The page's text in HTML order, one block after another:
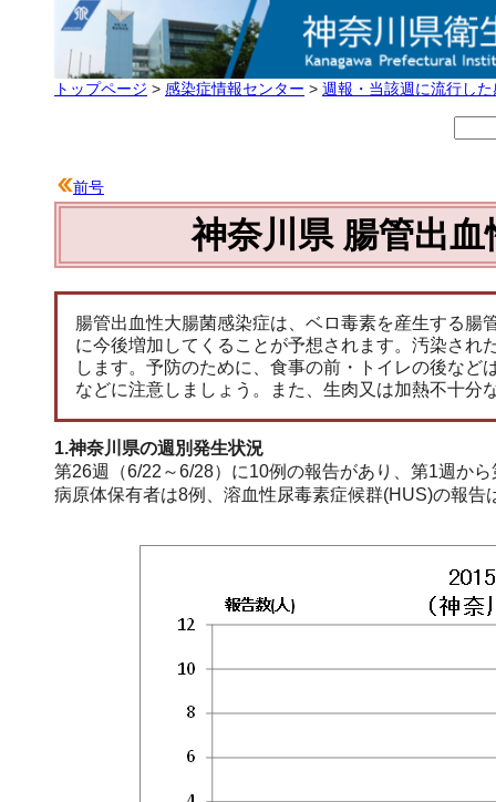
トップページ > 感染症情報センター > 週報・当該週に流行し
前号
神奈川県 腸管出
腸管出血性大腸菌感染症は、ベロ毒素を産生する
に今後増加してくることが予想されます。汚染さ
します。予防のために、食事の前・トイレの後な
などに注意しましょう。また、生肉又は加熱不十分
1.神奈川県の週別発生状況
第26週（6/22～6/28）に10例の報告があり、第1週か
病原体保有者は8例、溶血性尿毒素症候群(HUS)の報告